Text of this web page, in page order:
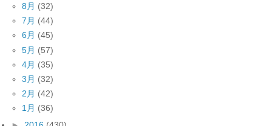
8月 (32)
7月 (44)
6月 (45)
5月 (57)
4月 (35)
3月 (32)
2月 (42)
1月 (36)